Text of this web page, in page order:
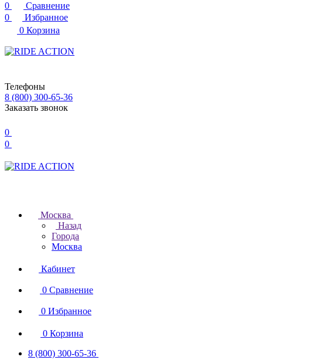
0
Сравнение
0
Избранное
0 Корзина
Телефоны
8 (800) 300-65-36
Заказать звонок
0
0
Москва
Назад
Города
Москва
Кабинет
0 Сравнение
0 Избранное
0 Корзина
8 (800) 300-65-36